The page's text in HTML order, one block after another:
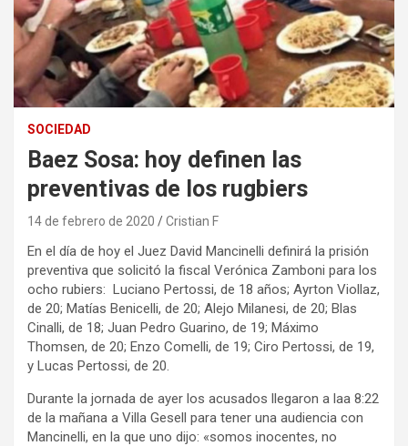
SOCIEDAD
Baez Sosa: hoy definen las
preventivas de los rugbiers
14 de febrero de 2020 Cristian F
En el día de hoy el Juez David Mancinelli definirá la prisión
preventiva que solicitó la fiscal Verónica Zamboni para los
ocho rubiers: Luciano Pertossi, de 18 años; Ayrton Viollaz,
de 20; Matías Benicelli, de 20; Alejo Milanesi, de 20; Blas
Cinalli, de 18; Juan Pedro Guarino, de 19; Máximo
Thomsen, de 20; Enzo Comelli, de 19; Ciro Pertossi, de 19,
y Lucas Pertossi, de 20.
Durante la jornada de ayer los acusados llegaron a laa 8:22
de la mañana a Villa Gesell para tener una audiencia con
Mancinelli, en la que uno dijo: «somos inocentes, no